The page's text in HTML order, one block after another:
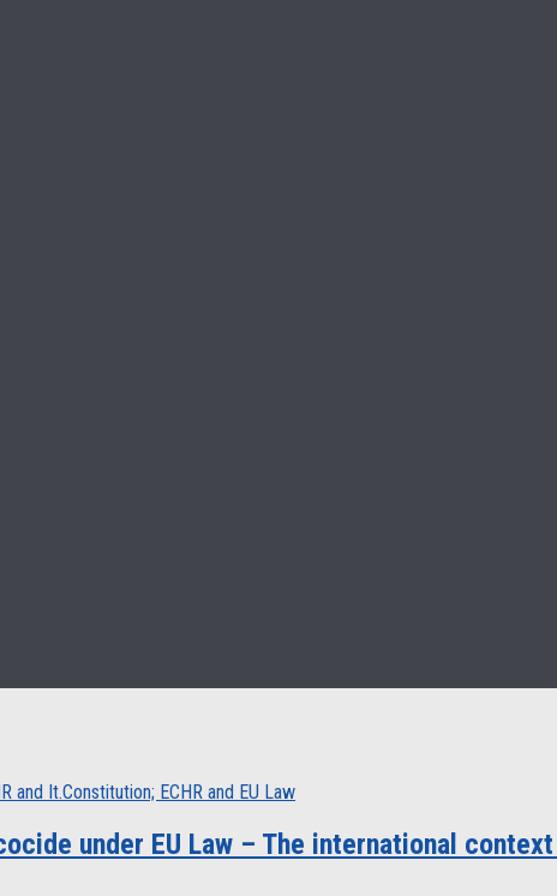
and It.Constitution; ECHR and EU Law
under EU Law – The international